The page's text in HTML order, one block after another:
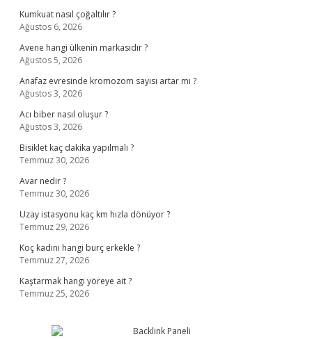
Kumkuat nasıl çoğaltılır ?
Ağustos 6, 2026
Avene hangi ülkenin markasıdır ?
Ağustos 5, 2026
Anafaz evresinde kromozom sayısı artar mı ?
Ağustos 3, 2026
Acı biber nasıl oluşur ?
Ağustos 3, 2026
Bisiklet kaç dakika yapılmalı ?
Temmuz 30, 2026
Avar nedir ?
Temmuz 30, 2026
Uzay istasyonu kaç km hızla dönüyor ?
Temmuz 29, 2026
Koç kadını hangi burç erkekle ?
Temmuz 27, 2026
Kaştarmak hangi yöreye ait ?
Temmuz 25, 2026